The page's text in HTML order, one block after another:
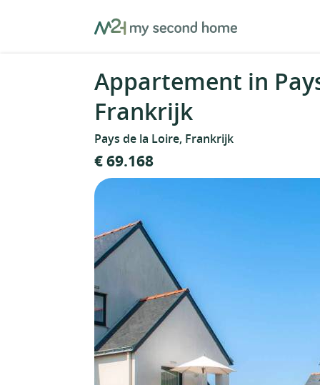
MySecondHome
Appartement in
Frankrijk
Pays de la Loire, Frankrijk
€ 69.168